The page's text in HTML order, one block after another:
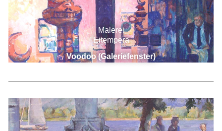
Voodoo (Galeriefenster)
Malerei
Eitempera